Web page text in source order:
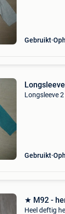
Gebruikt
Longsleeve
Gebruikt
★ M92 -
Heel deftig